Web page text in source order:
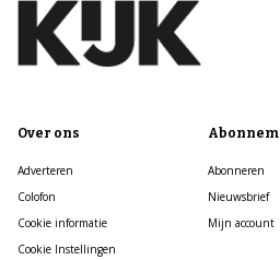
Over ons
Adverteren
Colofon
Cookie informatie
Cookie Instellingen
Abonneren
Nieuwsbrief
Mijn account